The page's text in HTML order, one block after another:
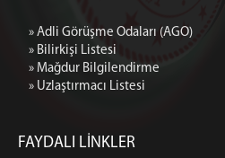
» Adli Görüşme Odaları (AGO)
» Bilirkişi Listesi
» Mağdur Bilgilendirme
» Uzlaştırmacı Listesi
FAYDALI LİNKLER